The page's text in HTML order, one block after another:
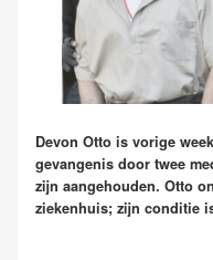
Devon Otto is vorige
gevangenis door twee
zijn aangehouden. Otto
ziekenhuis; zijn conditie